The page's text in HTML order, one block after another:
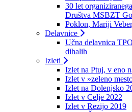
30 let
Društva MSBZT
Poklon, Mariji
Delavnice
Učna delavnica
dihalih
Izleti
Izlet na Ptuj, v eno
Izlet v »zeleno
Izlet na Dolenjsko
Izlet v Celje 2022
Izlet v Rezijo 2019